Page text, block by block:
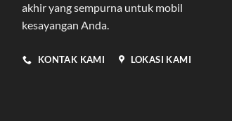
akhir yang sempurna untuk mobil
kesayangan Anda.
KONTAK KAMI LOKASI KAMI